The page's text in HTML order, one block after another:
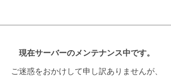
現在サーバーのメンテナンス中です。
ご迷惑をおかけして申し訳ありませんが、